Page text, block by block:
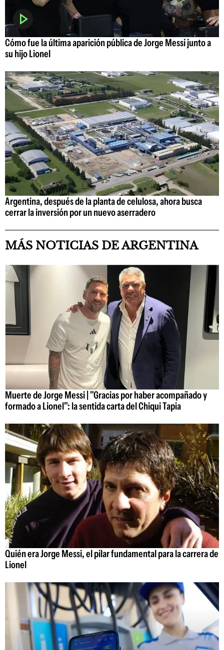
Cómo fue la última aparición pública de Jorge Messi junto a
su hijo Lionel
Argentina, después de la planta de celulosa, ahora busca
cerrar la inversión por un nuevo aserradero
MÁS NOTICIAS DE ARGENTINA
Muerte de Jorge Messi | "Gracias por haber acompañado y
formado a Lionel": la sentida carta del Chiqui Tapia
Quién era Jorge Messi, el pilar fundamental para la carrera de
Lionel